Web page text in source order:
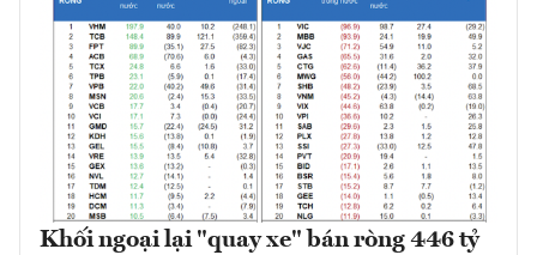
Khối ngoại lại "quay xe" bán ròng 446 tỷ